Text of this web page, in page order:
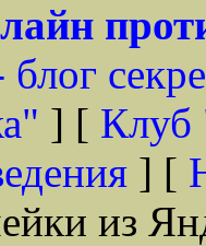
] [ Клуб
] [
из